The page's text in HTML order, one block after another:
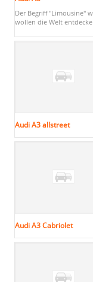
Der Begriff "Limousine"
wollen die Welt
Audi A3 allstreet
Audi A3 Cabriolet